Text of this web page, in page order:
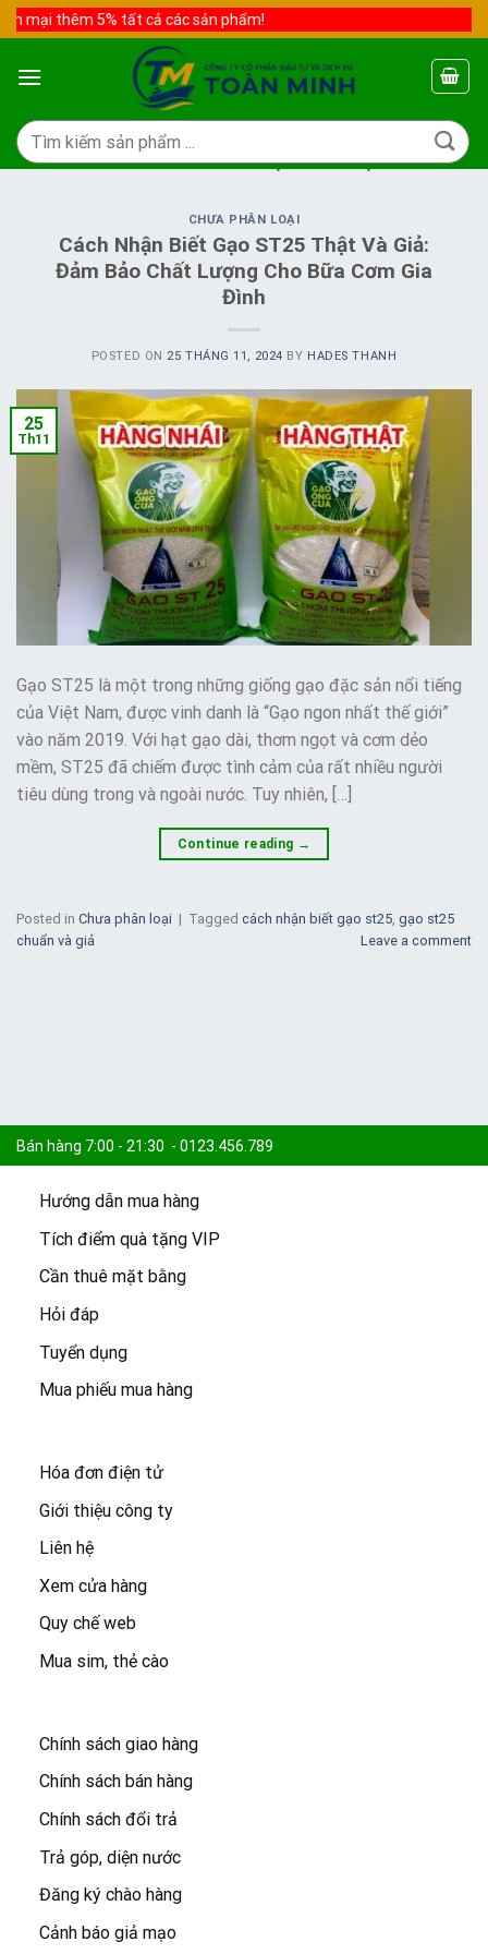
Skip
to
content
mại thêm 5% tất cả các sản phẩm!
Tìm
kiếm:TAG ARCHIVES:CÁCH NHẬN BIẾT GẠO ST25
CHƯA PHÂN LOẠI
Cách Nhận Biết Gạo ST25 Thật Và Giả:
Đảm Bảo Chất Lượng Cho Bữa Cơm Gia
Đình
POSTED ON 25 THÁNG 11, 2024 BY HADES THANH
25
Th11
Gạo ST25 là một trong những giống gạo đặc sản nổi tiếng
của Việt Nam, được vinh danh là “Gạo ngon nhất thế giới”
vào năm 2019. Với hạt gạo dài, thơm ngọt và cơm dẻo
mềm, ST25 đã chiếm được tình cảm của rất nhiều người
tiêu dùng trong và ngoài nước. Tuy nhiên, […]
Continue reading →
Posted in Chưa phân loại | Tagged cách nhận biết gạo st25 gạo st25
chuẩn và giả
Leave a comment
Bán hàng 7:00 - 21:30 - 0123.456.789
Khiếu nại 7:30 - 21:00 - 0123.456.789
Hướng dẫn mua hàng
Tích điểm quà tặng VIP
Cần thuê mặt bằng
Hỏi đáp
Tuyển dụng
Mua phiếu mua hàng
Hóa đơn điện tử
Giới thiệu công ty
Liên hệ
Xem cửa hàng
Quy chế web
Mua sim, thẻ cào
Chính sách giao hàng
Chính sách bán hàng
Chính sách đổi trả
Trả góp, diện nước
Đăng ký chào hàng
Cảnh báo giả mạo